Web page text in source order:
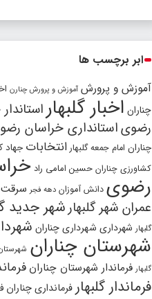
ابر برچسب ها
آموزش و پرورش آموزش و پرورش چنارن
چناران اخبار گلبهار
رضویاستانداری خراسان
چناران امام جمعه گلبهار انتخابات جهاد
کشاورزی چناران حسین امامی راد
رضوی دانش آموزان دهه فجر سرقت
عمران شهر گلبهارشهر جدید
گلبهار شهرداری شهرداری چناران
شهرستان چناران
گلبهار فرماندار شهرستان چناران
فرماندار گلبهار فرمانداری چناران